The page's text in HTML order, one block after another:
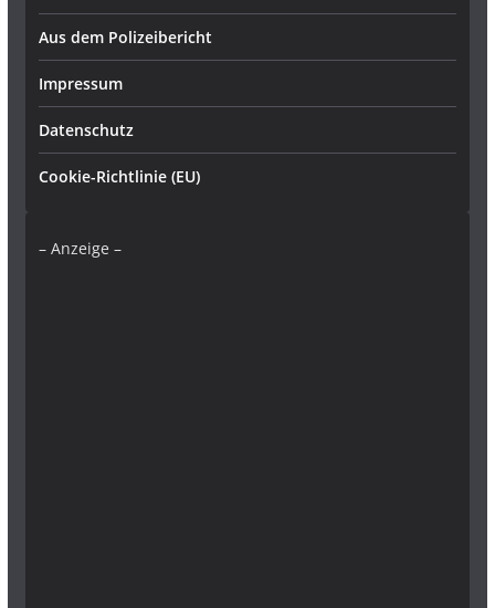
Aus dem Polizeibericht
Impressum
Datenschutz
Cookie-Richtlinie (EU)
– Anzeige –